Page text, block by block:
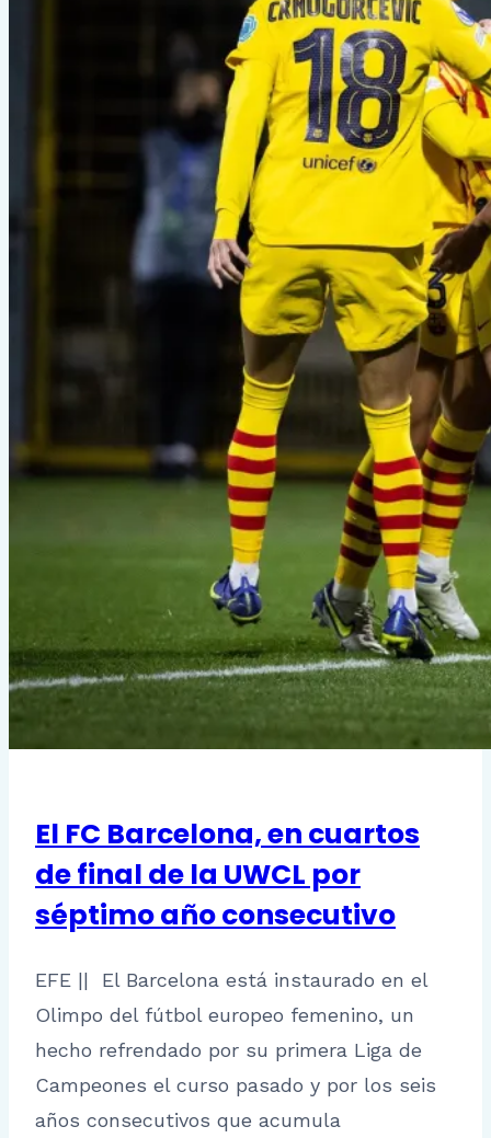
El FC Barcelona, en cuartos
de final de la UWCL por
séptimo año consecutivo
EFE || El Barcelona está instaurado en el
Olimpo del fútbol europeo femenino, un
hecho refrendado por su primera Liga de
Campeones el curso pasado y por los seis
años consecutivos que acumula